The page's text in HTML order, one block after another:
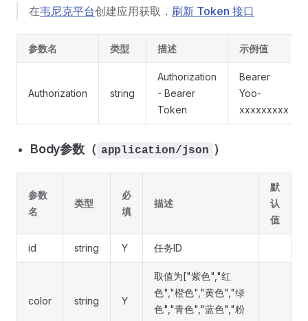
在韦尼克平台创建应用获取， 刷新 Token 接口
参数名 类型 描述 示例值
Authorization string
Authorization
- Bearer
Token
Bearer
Yoo-
xxxxxxxxx
Body参数（ application/json ）
参数
名
类型
必
填
描述
默
认
值
id string Y 任务ID
color string Y
取值为["紫色","红
色","橙色","黄色","绿
色","青色","蓝色","粉